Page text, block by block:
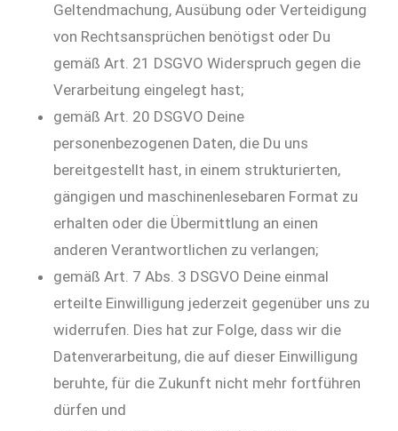
Geltendmachung, Ausübung oder Verteidigung
von Rechtsansprüchen benötigst oder Du
gemäß Art. 21 DSGVO Widerspruch gegen die
Verarbeitung eingelegt hast;
gemäß Art. 20 DSGVO Deine
personenbezogenen Daten, die Du uns
bereitgestellt hast, in einem strukturierten,
gängigen und maschinenlesebaren Format zu
erhalten oder die Übermittlung an einen
anderen Verantwortlichen zu verlangen;
gemäß Art. 7 Abs. 3 DSGVO Deine einmal
erteilte Einwilligung jederzeit gegenüber uns zu
widerrufen. Dies hat zur Folge, dass wir die
Datenverarbeitung, die auf dieser Einwilligung
beruhte, für die Zukunft nicht mehr fortführen
dürfen und